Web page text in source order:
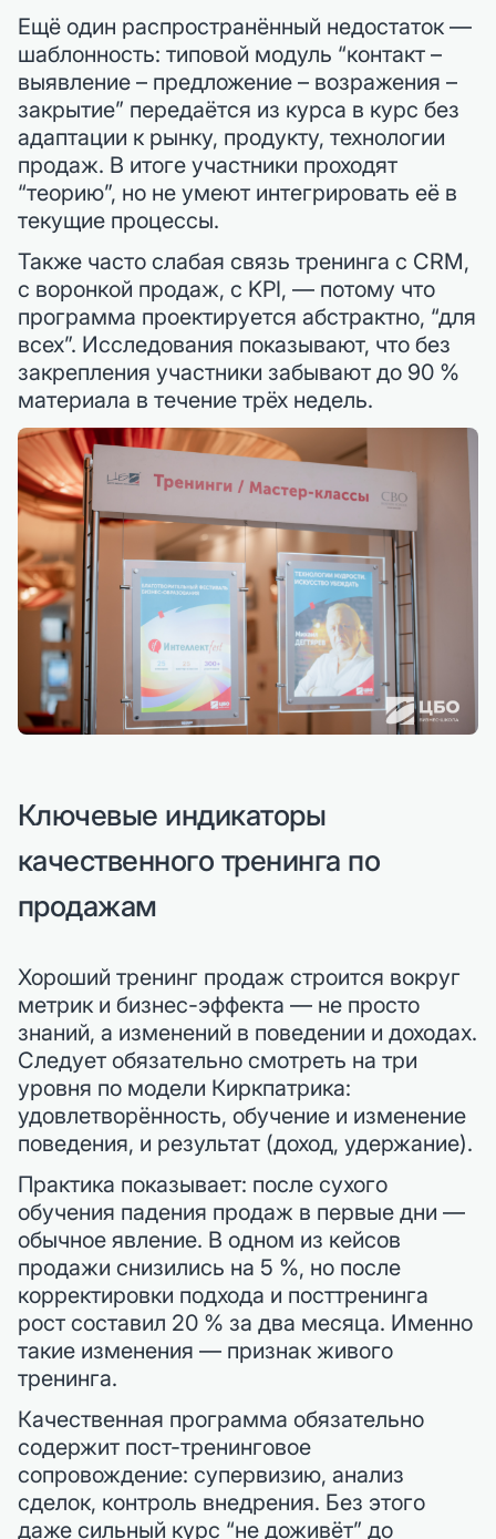
Ещё один распространённый недостаток —
шаблонность: типовой модуль “контакт –
выявление – предложение – возражения –
закрытие” передаётся из курса в курс без
адаптации к рынку, продукту, технологии
продаж. В итоге участники проходят
“теорию”, но не умеют интегрировать её в
текущие процессы.
Также часто слабая связь тренинга с CRM,
с воронкой продаж, с KPI, — потому что
программа проектируется абстрактно, “для
всех”. Исследования показывают, что без
закрепления участники забывают до 90 %
материала в течение трёх недель.
Ключевые индикаторы
качественного тренинга по
продажам
Хороший тренинг продаж строится вокруг
метрик и бизнес-эффекта — не просто
знаний, а изменений в поведении и доходах.
Следует обязательно смотреть на три
уровня по модели Киркпатрика:
удовлетворённость, обучение и изменение
поведения, и результат (доход, удержание).
Практика показывает: после сухого
обучения падения продаж в первые дни —
обычное явление. В одном из кейсов
продажи снизились на 5 %, но после
корректировки подхода и посттренинга
рост составил 20 % за два месяца. Именно
такие изменения — признак живого
тренинга.
Качественная программа обязательно
содержит пост-тренинговое
сопровождение: супервизию, анализ
сделок, контроль внедрения. Без этого
даже сильный курс “не доживёт” до